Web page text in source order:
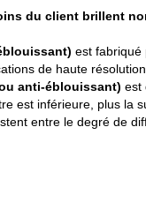
du client brillent
est fabriqué
de haute
anti-éblouissant) est
est inférieure, plus la
entre le degré de